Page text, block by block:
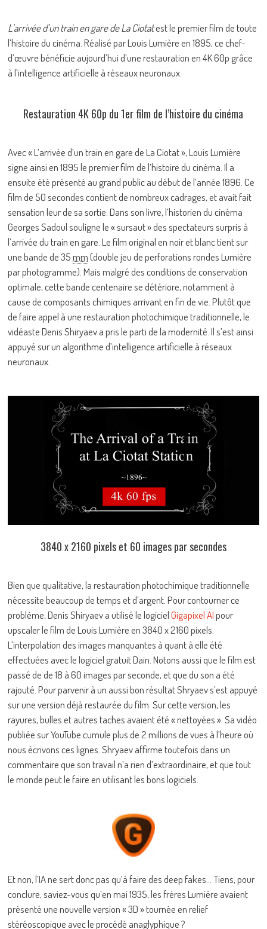
L’arrivée d’un train en gare de La Ciotatest le premier film de toute
l’histoire du cinéma. Réalisé par Louis Lumière en 1895, ce chef-
d’œuvre bénéficie aujourd’hui d’une restauration en 4K 60p grâce
à l’intelligence artificielle à réseaux neuronaux.
Restauration 4K 60p du 1er film de l’histoire du cinéma
Avec « L’arrivée d’un train en gare de La Ciotat », Louis Lumière
signe ainsi en 1895 le premier film de l’histoire du cinéma. Il a
ensuite été présenté au grand public au début de l’année 1896. Ce
film de 50 secondes contient de nombreux cadrages, et avait fait
sensation leur de sa sortie. Dans son livre, l’historien du cinéma
Georges Sadoul souligne le « sursaut » des spectateurs surpris à
l’arrivée du train en gare. Le film original en noir et blanc tient sur
une bande de 35mm(double jeu de perforations rondes Lumière
par photogramme). Mais malgré des conditions de conservation
optimale, cette bande centenaire se détériore, notamment à
cause de composants chimiques arrivant en fin de vie. Plutôt que
de faire appel à une restauration photochimique traditionnelle, le
vidéaste Denis Shiryaev a pris le parti de la modernité. Il s’est ainsi
appuyé sur un algorithme d’intelligence artificielle à réseaux
neuronaux.
3840 x 2160 pixels et 60 images par secondes
Bien que qualitative, la restauration photochimique traditionnelle
nécessite beaucoup de temps et d’argent. Pour contourner ce
problème, Denis Shiryaev a utilisé le logicielGigapixel AIpour
upscaler le film de Louis Lumière en 3840 x 2160 pixels.
L’interpolation des images manquantes à quant à elle été
effectuées avec le logiciel gratuit Dain. Notons aussi que le film est
passé de de 18 à 60 images par seconde, et que du son a été
rajouté. Pour parvenir à un aussi bon résultat Shryaev s’est appuyé
sur une version déjà restaurée du film. Sur cette version, les
rayures, bulles et autres taches avaient été « nettoyées ». Sa vidéo
publiée sur YouTube cumule plus de 2 millions de vues à l’heure où
nous écrivons ces lignes. Shryaev affirme toutefois dans un
commentaire que son travail n’a rien d’extraordinaire, et que tout
le monde peut le faire en utilisant les bons logiciels.
Et non, l’IA ne sert donc pas qu’à faire des deep fakes… Tiens, pour
conclure, saviez-vous qu’en mai 1935, les frères Lumière avaient
présenté une nouvelle version « 3D » tournée en relief
stéréoscopique avec le procédé anaglyphique ?